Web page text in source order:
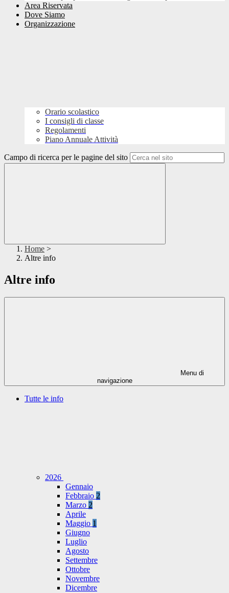
Area Riservata
Dove Siamo
Organizzazione
Orario scolastico
I consigli di classe
Regolamenti
Piano Annuale Attività
Campo di ricerca per le pagine del sito
Home >
Altre info
Altre info
Menu di
navigazione
Tutte le info
2026
Gennaio
Febbraio 2
Marzo 2
Aprile
Maggio 1
Giugno
Luglio
Agosto
Settembre
Ottobre
Novembre
Dicembre